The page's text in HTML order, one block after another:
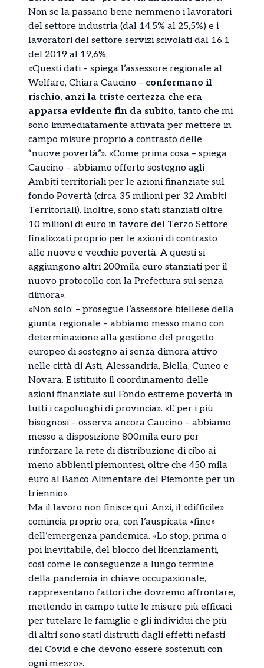
Non se la passano bene nemmeno i lavoratori
del settore industria (dal 14,5% al 25,5%) e i
lavoratori del settore servizi scivolati dal 16,1
del 2019 al 19,6%.
«Questi dati – spiega l’assessore regionale al
Welfare, Chiara Caucino – confermano il
rischio, anzi la triste certezza che era
apparsa evidente fin da subito, tanto che mi
sono immediatamente attivata per mettere in
campo misure proprio a contrasto delle
“nuove povertà”». «Come prima cosa – spiega
Caucino – abbiamo offerto sostegno agli
Ambiti territoriali per le azioni finanziate sul
fondo Povertà (circa 35 milioni per 32 Ambiti
Territoriali). Inoltre, sono stati stanziati oltre
10 milioni di euro in favore del Terzo Settore
finalizzati proprio per le azioni di contrasto
alle nuove e vecchie povertà. A questi si
aggiungono altri 200mila euro stanziati per il
nuovo protocollo con la Prefettura sui senza
dimora».
«Non solo: – prosegue l’assessore biellese della
giunta regionale – abbiamo messo mano con
determinazione alla gestione del progetto
europeo di sostegno ai senza dimora attivo
nelle città di Asti, Alessandria, Biella, Cuneo e
Novara. E istituito il coordinamento delle
azioni finanziate sul Fondo estreme povertà in
tutti i capoluoghi di provincia». «E per i più
bisognosi – osserva ancora Caucino – abbiamo
messo a disposizione 800mila euro per
rinforzare la rete di distribuzione di cibo ai
meno abbienti piemontesi, oltre che 450 mila
euro al Banco Alimentare del Piemonte per un
triennio».
Ma il lavoro non finisce qui. Anzi, il «difficile»
comincia proprio ora, con l’auspicata «fine»
dell’emergenza pandemica. «Lo stop, prima o
poi inevitabile, del blocco dei licenziamenti,
così come le conseguenze a lungo termine
della pandemia in chiave occupazionale,
rappresentano fattori che dovremo affrontare,
mettendo in campo tutte le misure più efficaci
per tutelare le famiglie e gli individui che più
di altri sono stati distrutti dagli effetti nefasti
del Covid e che devono essere sostenuti con
ogni mezzo».